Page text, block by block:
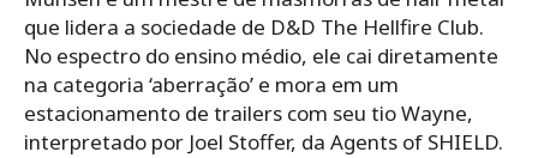
que lidera a sociedade de D&D The Hellfire Club.
No espectro do ensino médio, ele cai diretamente
na categoria ‘aberração’ e mora em um
estacionamento de trailers com seu tio Wayne,
interpretado por Joel Stoffer, da Agents of SHIELD.